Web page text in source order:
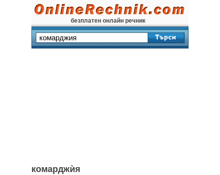
безплатен онлайн речник
комарджѝя